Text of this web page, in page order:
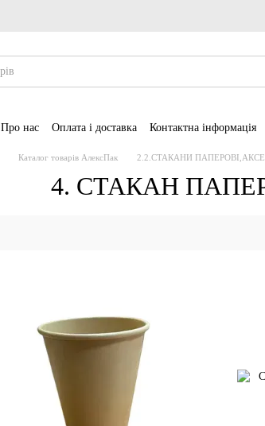
Про нас Оплата і доставка Контактна інформація
Каталог товарів АлексПак 2.2.СТАКАНИ
4. СТАКАН